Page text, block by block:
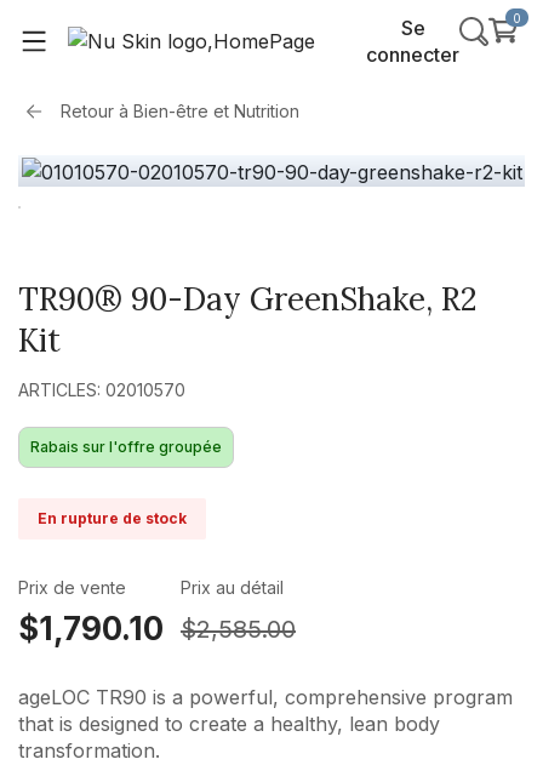
Se
connecter
0
Retour à Bien-être et Nutrition
TR90® 90-Day GreenShake, R2
Kit
ARTICLES: 02010570
Rabais sur l'offre groupée
En rupture de stock
Prix de vente
$1,790.10
Prix au détail
$2,585.00
ageLOC TR90 is a powerful, comprehensive program
that is designed to create a healthy, lean body
transformation.